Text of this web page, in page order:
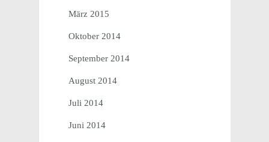
März 2015
Oktober 2014
September 2014
August 2014
Juli 2014
Juni 2014